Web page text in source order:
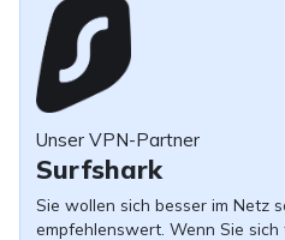
Unser VPN-Partner
Surfshark
Sie wollen sich besser im Netz
empfehlenswert. Wenn Sie